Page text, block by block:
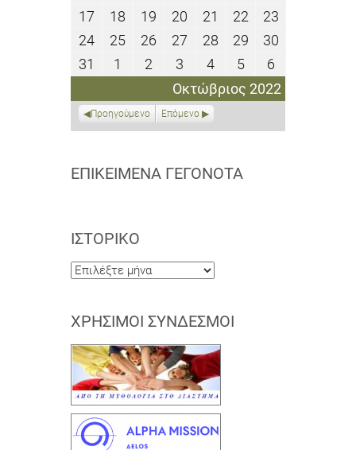
Οκτώβριος 2022
Οκτωβρίου
2022
Οκτωβρίου
2022
Οκτωβρίου
2022
Οκτωβρίου
2022
Οκτωβρίου
2022
Οκτωβρίου
2022
Οκτωβρίου
2022
17
Οκτωβρίου
2022
18
Οκτωβρίου
2022
19
Οκτωβρίου
2022
20
Οκτωβρίου
2022
21
Οκτωβρίου
2022
2222
Οκτωβρίου
2022
2323
2022
2424
Οκτωβρίου
2022
2525
Οκτωβρίου
2022
26
Οκτωβρίου
2022
27
Οκτωβρίου
2022
2828
Οκτωβρίου
2022
2929
Οκτωβρίου
2022
3030
2022
31
Οκτωβρίου
1
Νοεμβρίου
2
Νοεμβρίου
2022
3
Νοεμβρίου
2022
44
Νοεμβρίου
2022
55
Νοεμβρίου
2022
66
Νοεμβρίου
2022
Προηγούμενο Επόμενο
ΕΠΙΚΕΊΜΕΝΑ ΓΕΓΟΝΌΤΑ
ΙΣΤΟΡΙΚΌ
Ιστορικό
ΧΡΉΣΙΜΟΙ ΣΎΝΔΕΣΜΟΙ